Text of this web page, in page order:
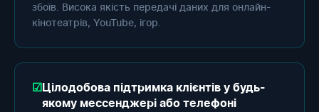
збоїв. Висока якість передачі даних для онлайн-
кінотеатрів, YouTube, ігор.
Цілодобова підтримка клієнтів у будь-
якому мессенджері або телефоні